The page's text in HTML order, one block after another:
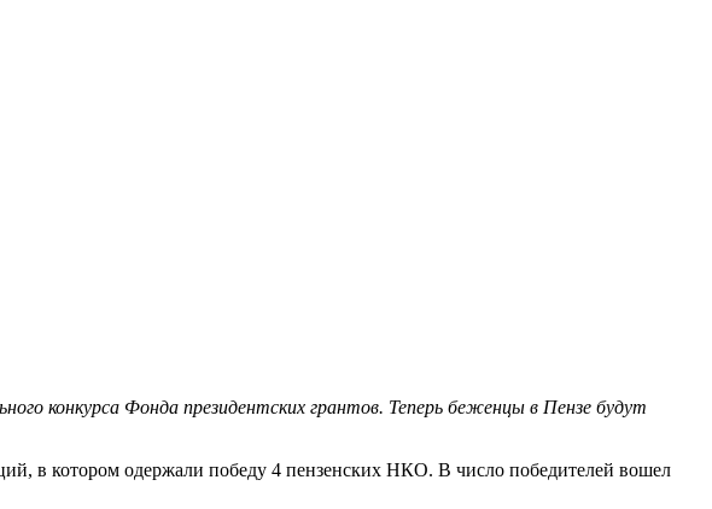
конкурса Фонда президентских грантов. Теперь беженцы в Пензе будут
в котором одержали победу 4 пензенских НКО. В число победителей вошел